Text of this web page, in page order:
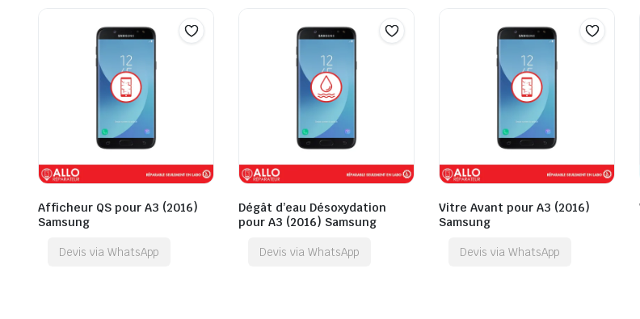
Afficheur QS pour A3 (2016)
Samsung
Devis via WhatsApp
Dégât d’eau Désoxydation
pour A3 (2016) Samsung
Devis via WhatsApp
Vitre Avant pour A3 (2016)
Samsung
Devis via WhatsApp